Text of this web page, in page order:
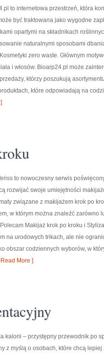
to internetowa przestrzeń, która
być traktowana jako wygodne
opartymi na składnikach
naturalnymi sposobami
zero waste. Głównym
i włosów. Bioarp24.pl może
którzy poszukują
które odpowiadają na
to nowoczesny serwis
rozwijać swoje umiejętności
związane z makijażem krok po
w którym można znaleźć zarówno
Makijaż krok po kroku i
na urodowych trikach, ale nie
obszar codziennych wyborów, w
Read More ]
kalorii – przystępny przewodnik po
z myślą o osobach, które chcą